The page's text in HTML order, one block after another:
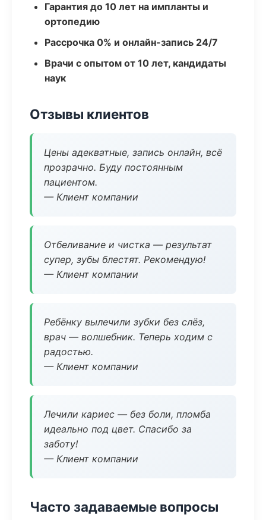
Гарантия до 10 лет на импланты и
ортопедию
Рассрочка 0% и онлайн-запись 24/7
Врачи с опытом от 10 лет, кандидаты
наук
Отзывы клиентов
Цены адекватные, запись онлайн, всё
прозрачно. Буду постоянным
пациентом.
— Клиент компании
Отбеливание и чистка — результат
супер, зубы блестят. Рекомендую!
— Клиент компании
Ребёнку вылечили зубки без слёз,
врач — волшебник. Теперь ходим с
радостью.
— Клиент компании
Лечили кариес — без боли, пломба
идеально под цвет. Спасибо за
заботу!
— Клиент компании
Часто задаваемые вопросы